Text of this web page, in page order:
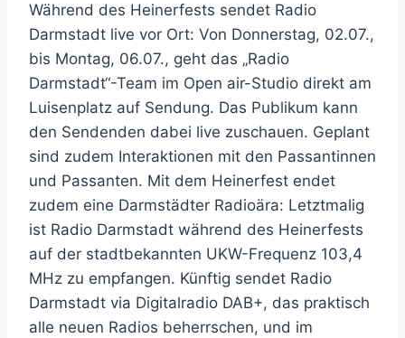
Während des Heinerfests sendet Radio
Darmstadt live vor Ort: Von Donnerstag, 02.07.,
bis Montag, 06.07., geht das „Radio
Darmstadt“-Team im Open air-Studio direkt am
Luisenplatz auf Sendung. Das Publikum kann
den Sendenden dabei live zuschauen. Geplant
sind zudem Interaktionen mit den Passantinnen
und Passanten. Mit dem Heinerfest endet
zudem eine Darmstädter Radioära: Letztmalig
ist Radio Darmstadt während des Heinerfests
auf der stadtbekannten UKW-Frequenz 103,4
MHz zu empfangen. Künftig sendet Radio
Darmstadt via Digitalradio DAB+, das praktisch
alle neuen Radios beherrschen, und im